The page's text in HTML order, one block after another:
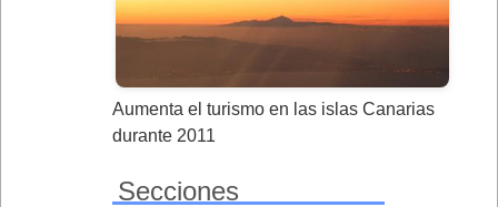
Aumenta el turismo en las islas Canarias
durante 2011
Secciones